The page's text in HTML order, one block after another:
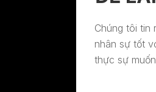
Chúng tôi tin
nhân sự tốt
thực sự